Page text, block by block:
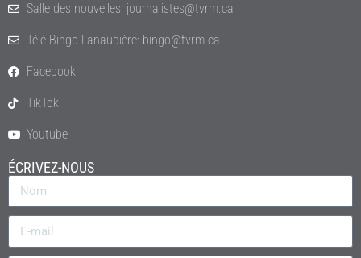
Salle des nouvelles: journalistes@tvrm.ca
Télé-Bingo Lanaudière: bingo@tvrm.ca
Facebook
TikTok
Youtube
ÉCRIVEZ-NOUS